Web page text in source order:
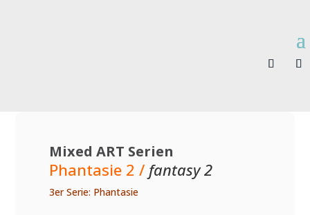
Mixed ART Serien
Phantasie 2 / fantasy 2
3er Serie: Phantasie